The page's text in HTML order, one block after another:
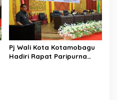
Pj Wali Kota Kotamobagu
Hadiri Rapat Paripurna